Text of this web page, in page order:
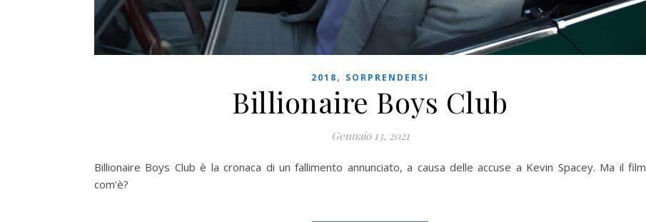
2018, SORPRENDERSI
Billionaire Boys Club
Gennaio 13, 2021
Billionaire Boys Club è la cronaca di un fallimento annunciato, a causa delle accuse a Kevin Spacey. Ma il film
com'è?